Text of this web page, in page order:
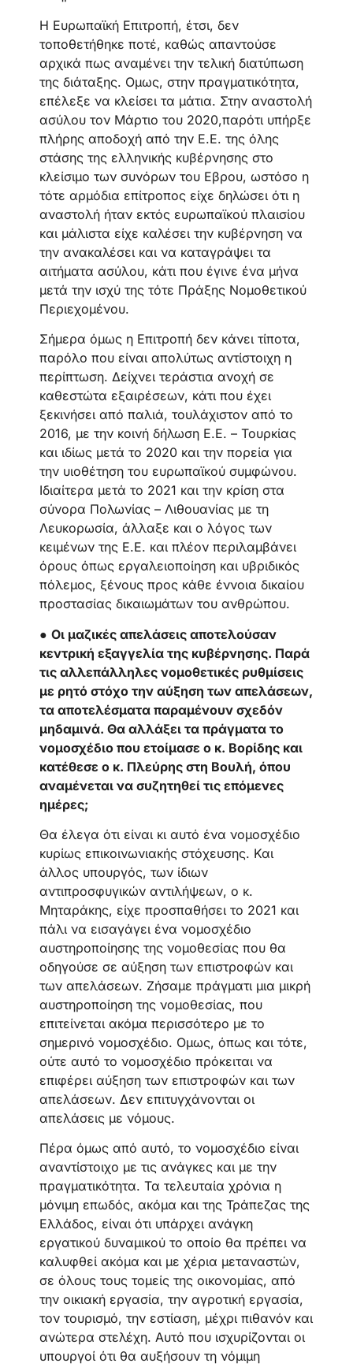
Η Ευρωπαϊκή Επιτροπή, έτσι, δεν
τοποθετήθηκε ποτέ, καθώς απαντούσε
αρχικά πως αναμένει την τελική διατύπωση
της διάταξης. Ομως, στην πραγματικότητα,
επέλεξε να κλείσει τα μάτια. Στην αναστολή
ασύλου τον Μάρτιο του 2020,παρότι υπήρξε
πλήρης αποδοχή από την Ε.Ε. της όλης
στάσης της ελληνικής κυβέρνησης στο
κλείσιμο των συνόρων του Εβρου, ωστόσο η
τότε αρμόδια επίτροπος είχε δηλώσει ότι η
αναστολή ήταν εκτός ευρωπαϊκού πλαισίου
και μάλιστα είχε καλέσει την κυβέρνηση να
την ανακαλέσει και να καταγράψει τα
αιτήματα ασύλου, κάτι που έγινε ένα μήνα
μετά την ισχύ της τότε Πράξης Νομοθετικού
Περιεχομένου.
Σήμερα όμως η Επιτροπή δεν κάνει τίποτα,
παρόλο που είναι απολύτως αντίστοιχη η
περίπτωση. Δείχνει τεράστια ανοχή σε
καθεστώτα εξαιρέσεων, κάτι που έχει
ξεκινήσει από παλιά, τουλάχιστον από το
2016, με την κοινή δήλωση Ε.Ε. – Τουρκίας
και ιδίως μετά το 2020 και την πορεία για
την υιοθέτηση του ευρωπαϊκού συμφώνου.
Ιδιαίτερα μετά το 2021 και την κρίση στα
σύνορα Πολωνίας – Λιθουανίας με τη
Λευκορωσία, άλλαξε και ο λόγος των
κειμένων της Ε.Ε. και πλέον περιλαμβάνει
όρους όπως εργαλειοποίηση και υβριδικός
πόλεμος, ξένους προς κάθε έννοια δικαίου
προστασίας δικαιωμάτων του ανθρώπου.
● Οι μαζικές απελάσεις αποτελούσαν
κεντρική εξαγγελία της κυβέρνησης. Παρά
τις αλλεπάλληλες νομοθετικές ρυθμίσεις
με ρητό στόχο την αύξηση των απελάσεων,
τα αποτελέσματα παραμένουν σχεδόν
μηδαμινά. Θα αλλάξει τα πράγματα το
νομοσχέδιο που ετοίμασε ο κ. Βορίδης και
κατέθεσε ο κ. Πλεύρης στη Βουλή, όπου
αναμένεται να συζητηθεί τις επόμενες
ημέρες;
Θα έλεγα ότι είναι κι αυτό ένα νομοσχέδιο
κυρίως επικοινωνιακής στόχευσης. Και
άλλος υπουργός, των ίδιων
αντιπροσφυγικών αντιλήψεων, ο κ.
Μηταράκης, είχε προσπαθήσει το 2021 και
πάλι να εισαγάγει ένα νομοσχέδιο
αυστηροποίησης της νομοθεσίας που θα
οδηγούσε σε αύξηση των επιστροφών και
των απελάσεων. Ζήσαμε πράγματι μια μικρή
αυστηροποίηση της νομοθεσίας, που
επιτείνεται ακόμα περισσότερο με το
σημερινό νομοσχέδιο. Ομως, όπως και τότε,
ούτε αυτό το νομοσχέδιο πρόκειται να
επιφέρει αύξηση των επιστροφών και των
απελάσεων. Δεν επιτυγχάνονται οι
απελάσεις με νόμους.
Πέρα όμως από αυτό, το νομοσχέδιο είναι
αναντίστοιχο με τις ανάγκες και με την
πραγματικότητα. Τα τελευταία χρόνια η
μόνιμη επωδός, ακόμα και της Τράπεζας της
Ελλάδος, είναι ότι υπάρχει ανάγκη
εργατικού δυναμικού το οποίο θα πρέπει να
καλυφθεί ακόμα και με χέρια μεταναστών,
σε όλους τους τομείς της οικονομίας, από
την οικιακή εργασία, την αγροτική εργασία,
τον τουρισμό, την εστίαση, μέχρι πιθανόν και
ανώτερα στελέχη. Αυτό που ισχυρίζονται οι
υπουργοί ότι θα αυξήσουν τη νόμιμη